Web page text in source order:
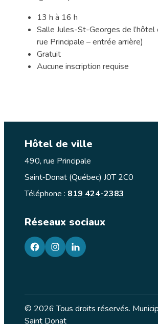
13 h à 16 h
Salle Jules-St-Georges de
rue Principale – entrée arrière)
Gratuit
Aucune inscription requise
Hôtel de ville
490, rue Principale
Saint‑Donat (Québec) J0T 2C0
Téléphone : 819 424-2383
Réseaux sociaux
facebookgoogleplusgoogleplus
© 2026 Tous droits réservés.
Saint Donat